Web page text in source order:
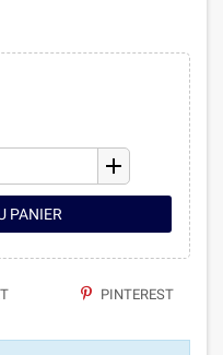
add
PANIER
PINTEREST